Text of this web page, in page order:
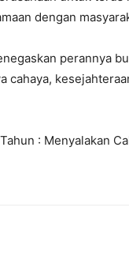
dengan
perannya
cahaya,
: Menyalakan